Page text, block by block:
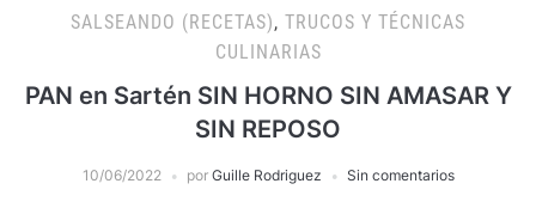
SALSEANDO (RECETAS), TRUCOS Y TÉCNICAS
CULINARIAS
PAN en Sartén SIN HORNO SIN AMASAR Y
SIN REPOSO
10/06/2022 por Guille Rodriguez Sin comentarios